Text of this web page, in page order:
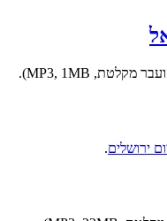
ירושלים.